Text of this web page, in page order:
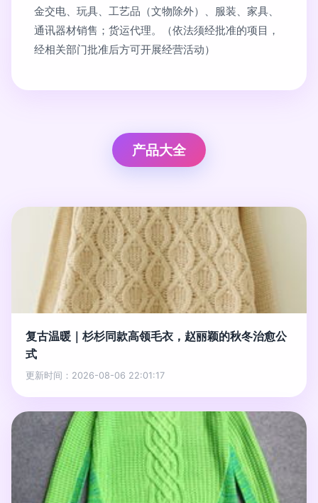
金交电、玩具、工艺品（文物除外）、服装、家具、
通讯器材销售；货运代理。（依法须经批准的项目，
经相关部门批准后方可开展经营活动）
产品大全
复古温暖｜杉杉同款高领毛衣，赵丽颖的秋冬治愈公
式
更新时间：2026-08-06 22:01:17